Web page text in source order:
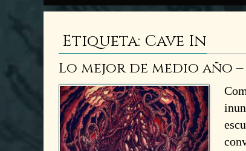
Etiqueta: Cave In
Lo mejor de medio año –